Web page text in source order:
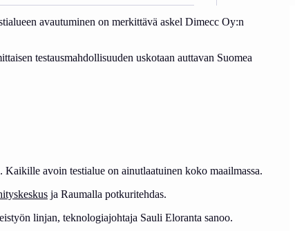
avautuminen on merkittävä askel Dimecc Oy:n
testausmahdollisuuden uskotaan auttavan Suomea
avoin testialue on ainutlaatuinen koko maailmassa.
ja Raumalla potkuritehdas.
linjan, teknologiajohtaja Sauli Eloranta sanoo.